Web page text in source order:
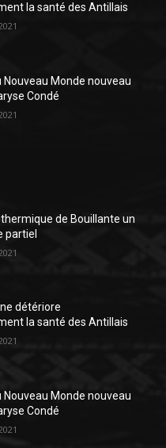
la santé des Antillais
Nouveau Monde nouveau
Condé
de Bouillante un
partiel
détériore
la santé des Antillais
Nouveau Monde nouveau
Condé